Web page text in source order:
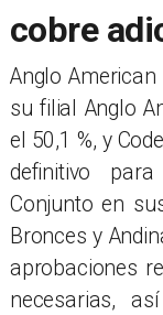
cobre
Anglo American
su filial Anglo
el 50,1 %, y
definitivo
Conjunto en
Bronces y
aprobaciones
necesarias,